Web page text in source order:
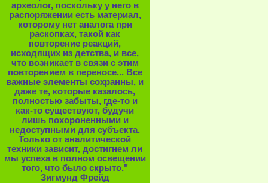
археолог, поскольку у него в
распоряжении есть материал,
которому нет аналога при
раскопках, такой как
повторение реакций,
исходящих из детства, и все,
что возникает в связи с этим
повторением в переносе... Все
важные элементы сохранны, и
даже те, которые казалось,
полностью забыты, где-то и
как-то существуют, будучи
лишь похороненными и
недоступными для субъекта.
Только от аналитической
техники зависит, достигнем ли
мы успеха в полном освещении
того, что было скрыто."
Зигмунд Фрейд